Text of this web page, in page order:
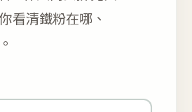
看清鐵粉在哪、